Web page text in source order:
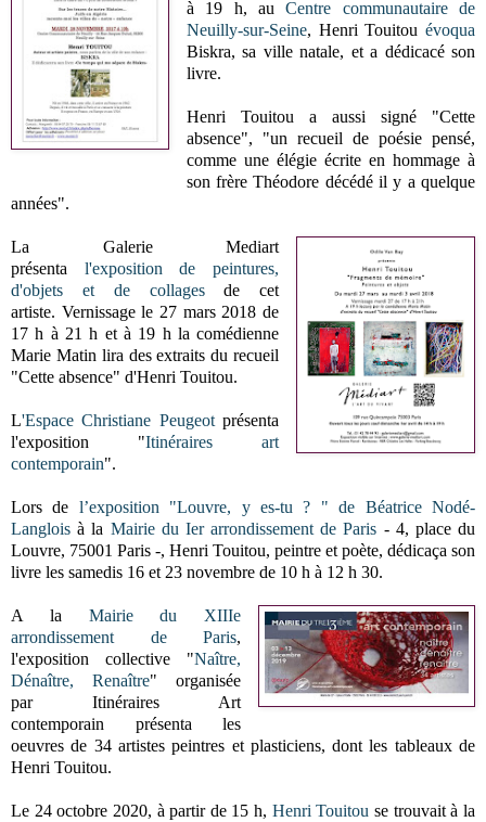
à 19 h, auCentre communautaire de
Neuilly-sur-Seine, Henri Touitou évoqua
Biskra, sa ville natale, et a dédicacé son
livre.
Henri Touitou a aussi signé "Cette
absence", "un recueil de poésie pensé,
comme une élégie écrite en hommage à
son frère Théodore décédé il y a quelque
années".
La Galerie Mediart
présenta l'exposition de peintures,
d'objets et de collagesde cet
artiste. Vernissage le 27 mars 2018 de
17 h à 21 h et à 19 h la comédienne
Marie Matin lira des extraits du recueil
"Cette absence" d'Henri Touitou.
L'Espace Christiane Peugeotprésenta
l'exposition "Itinéraires art
contemporain".
Lors de l’exposition "Louvre, y es-tu ? " de Béatrice Nodé-
Langlois à la Mairie du Ier arrondissement de Paris - 4, place du
Louvre, 75001 Paris -, Henri Touitou, peintre et poète, dédicaça son
livre les samedis 16 et 23 novembre de 10 h à 12 h 30.
A la Mairie du XIIIe
arrondissement de Paris,
l'exposition collective "Naître,
Dénaître, Renaître" organisée
parItinéraires Art
contemporain présenta les
oeuvres de 34 artistes peintres et plasticiens, dont les tableaux de
Henri Touitou.
Le 24 octobre 2020, à partir de 15 h, Henri Touitou se trouvait à la